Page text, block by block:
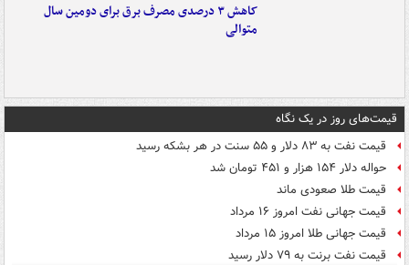
کاهش ۳ درصدی مصرف برق برای دومین سال
متوالی
قیمت‌های روز در یک نگاه
قیمت نفت به ۸۳ دلار و ۵۵ سنت در هر بشکه رسید
حواله دلار ۱۵۴ هزار و ۴۵۱ تومان شد
قیمت طلا صعودی ماند
قیمت جهانی نفت امروز ۱۶ مرداد
قیمت جهانی طلا امروز ۱۵ مرداد
قیمت نفت برنت به ۷۹ دلار رسید